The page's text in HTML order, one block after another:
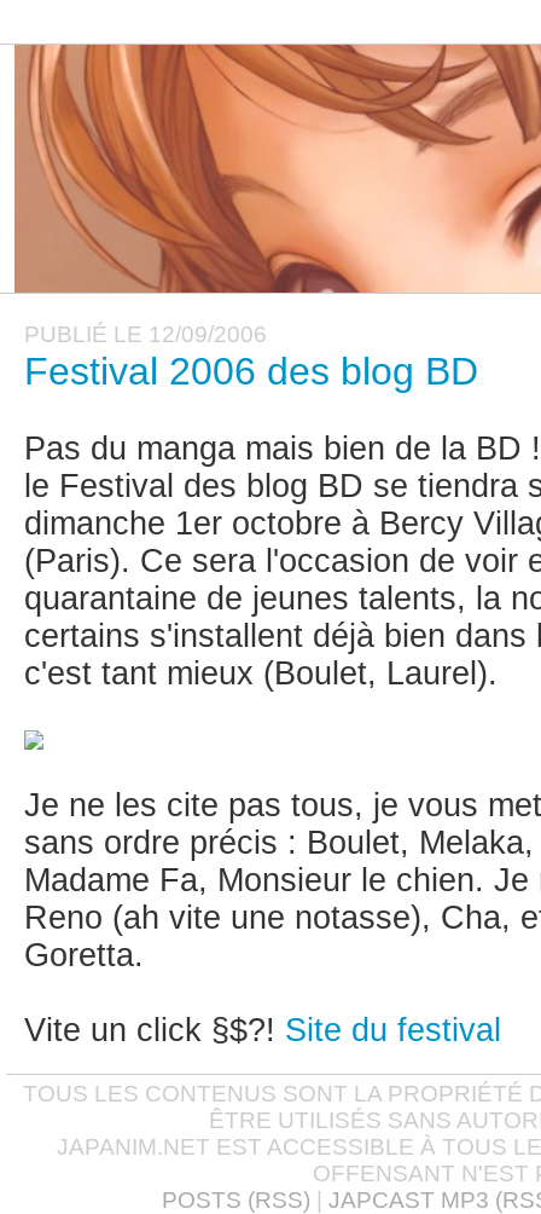
PUBLIÉ LE 12/09/2006
Festival 2006 des blog BD
Pas du manga mais bien de la BD
le Festival des blog BD se tiendra
dimanche 1er octobre à Bercy
(Paris). Ce sera l'occasion de voir
quarantaine de jeunes talents, la
certains s'installent déjà bien
c'est tant mieux (Boulet, Laurel).
Je ne les cite pas tous, je vous
sans ordre précis : Boulet,
Madame Fa, Monsieur le chien.
Reno (ah vite une notasse), Cha,
Goretta.
Vite un click §$?! Site du festival
TOUS LES CONTENUS SONT LA PROPRIÉTÉ
ÊTRE UTILISÉS SANS
JAPANIM.NET EST ACCESSIBLE À TOUS
OFFENSANT N'EST
POSTS (RSS)
JAPCAST MP3